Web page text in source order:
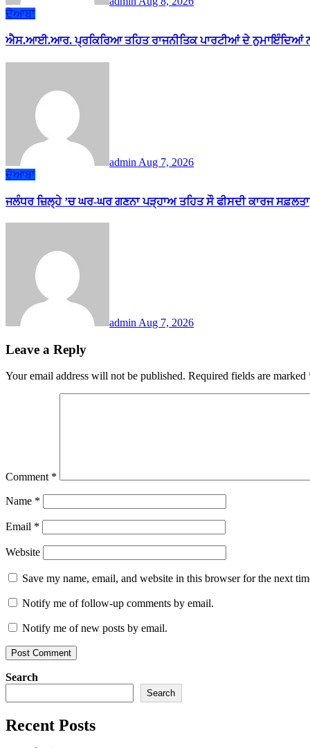
ਦੋਆਬਾ
ਐਸ.ਆਈ.ਆਰ. ਪ੍ਰਕਿਰਿਆ ਤਹਿਤ ਰਾਜਨੀਤਿਕ ਪਾਰਟੀਆਂ ਦੇ ਨੁਮਾਇੰਦਿਆਂ
admin Aug 7, 2026
ਦੋਆਬਾ
ਜਲੰਧਰ ਜ਼ਿਲ੍ਹੇ ’ਚ ਘਰ-ਘਰ ਗਣਨਾ ਪੜ੍ਹਾਅ ਤਹਿਤ ਸੌ ਫੀਸਦੀ ਕਾਰਜ
admin Aug 7, 2026
Leave a Reply
Your email address will not be published. Required fields are marked
Comment *
Name *
Email *
Website
Save my name, email, and website in this browser for the next
Notify me of follow-up comments by email.
Notify me of new posts by email.
Search
Search
Recent Posts